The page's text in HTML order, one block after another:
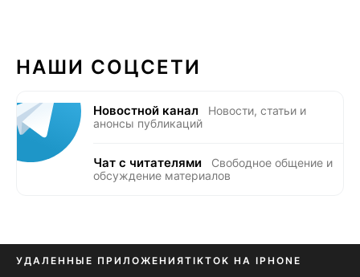
НАШИ СОЦСЕТИ
Новостной канал
Новости, статьи и
анонсы публикаций
Чат с читателями
Свободное общение и
обсуждение материалов
УДАЛЕННЫЕ ПРИЛОЖЕНИЯTIKTOK НА IPHONE